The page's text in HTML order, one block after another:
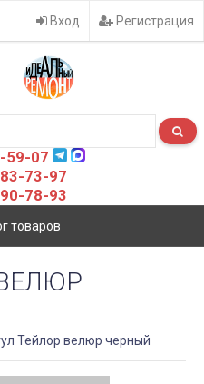
Вход Регистрация
59-07
73-97
78-93
товаров
Тейлор велюр черный